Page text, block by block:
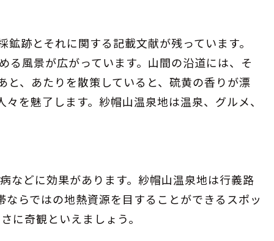
跡とそれに関する記載文献が残っています。
風景が広がっています。山間の沿道には、そ
、あたりを散策していると、硫黄の香りが漂
を魅了します。紗帽山温泉地は温泉、グルメ、
などに効果があります。紗帽山温泉地は行義路
らではの地熱資源を目することができるスポッ
に奇観といえましょう。